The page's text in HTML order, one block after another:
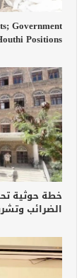
Government
Positions
خطة حوثية
الضرائب وتشريد